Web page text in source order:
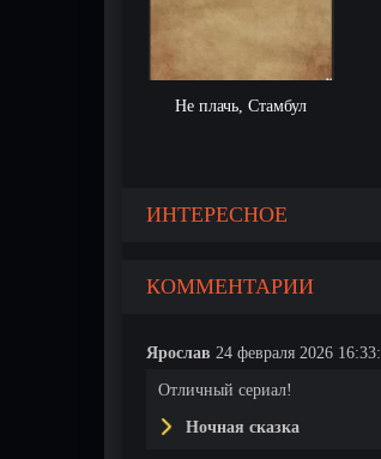
Не плачь, Стамбул
ИНТЕРЕСНОЕ
КОММЕНТАРИИ
Ярослав 24 февраля 2026 16:33:
Отличный сериал!
Ночная сказка